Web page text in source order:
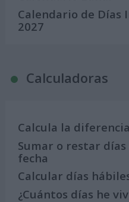
Calendario de Días
2027
Calculadoras
Calcula la
Sumar o restar días
fecha
Calcular días
¿Cuántos días he